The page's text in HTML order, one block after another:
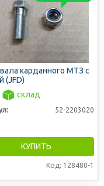
карданного МТЗ с
(JFD)
склад
52-2203020
КУПИТЬ
Код: 128480-1